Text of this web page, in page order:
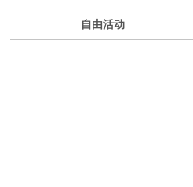
自由活动